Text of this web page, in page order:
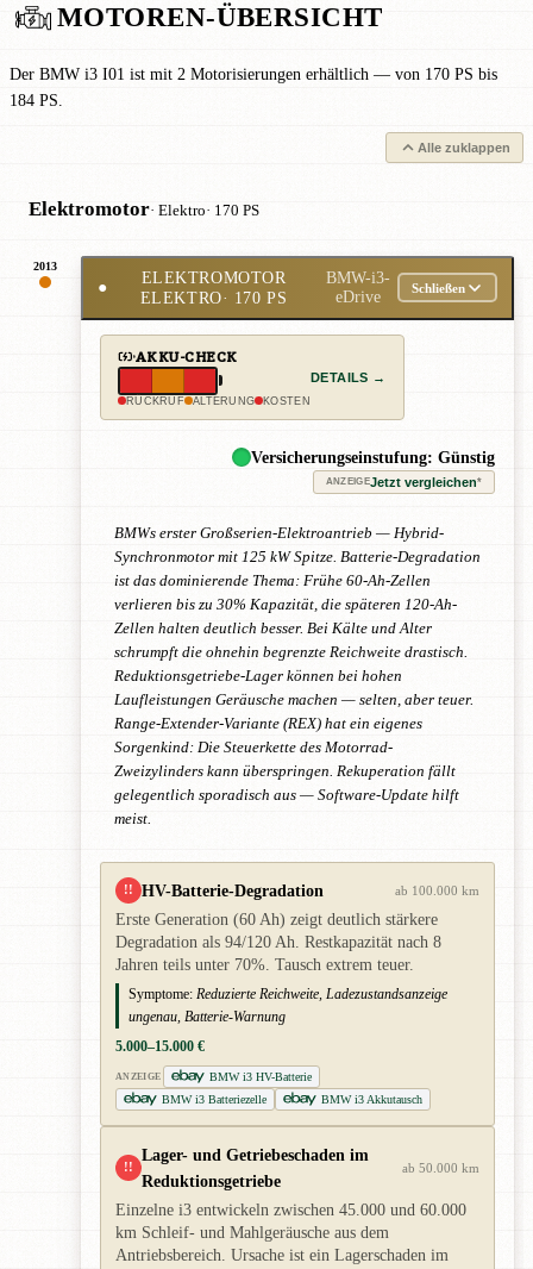
MOTOREN-ÜBERSICHT
Der BMW i3 I01 ist mit 2 Motorisierungen erhältlich — von 170 PS bis
184 PS.
Alle zuklappen
Elektromotor· Elektro· 170 PS
2013
●
ELEKTROMOTOR
ELEKTRO· 170 PS
BMW-i3-
eDrive
Schließen
AKKU-CHECK
RÜCKRUF ALTERUNG KOSTEN
DETAILS →
Versicherungseinstufung: Günstig
ANZEIGEJetzt vergleichen*
BMWs erster Großserien-Elektroantrieb — Hybrid-
Synchronmotor mit 125 kW Spitze. Batterie-Degradation
ist das dominierende Thema: Frühe 60-Ah-Zellen
verlieren bis zu 30% Kapazität, die späteren 120-Ah-
Zellen halten deutlich besser. Bei Kälte und Alter
schrumpft die ohnehin begrenzte Reichweite drastisch.
Reduktionsgetriebe-Lager können bei hohen
Laufleistungen Geräusche machen — selten, aber teuer.
Range-Extender-Variante (REX) hat ein eigenes
Sorgenkind: Die Steuerkette des Motorrad-
Zweizylinders kann überspringen. Rekuperation fällt
gelegentlich sporadisch aus — Software-Update hilft
meist.
!! HV-Batterie-Degradation ab 100.000 km
Erste Generation (60 Ah) zeigt deutlich stärkere
Degradation als 94/120 Ah. Restkapazität nach 8
Jahren teils unter 70%. Tausch extrem teuer.
Symptome: Reduzierte Reichweite, Ladezustandsanzeige
ungenau, Batterie-Warnung
5.000–15.000 €
ANZEIGE
BMW i3 HV-Batterie
BMW i3 Batteriezelle
BMW i3 Akkutausch
!!
Lager- und Getriebeschaden im
Reduktionsgetriebe
ab 50.000 km
Einzelne i3 entwickeln zwischen 45.000 und 60.000
km Schleif- und Mahlgeräusche aus dem
Antriebsbereich. Ursache ist ein Lagerschaden im